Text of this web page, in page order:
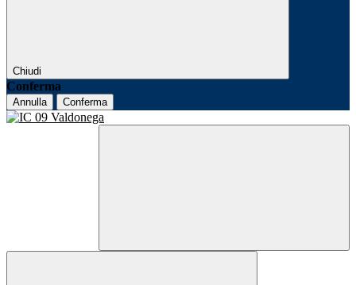
Chiudi
Conferma
Annulla Conferma